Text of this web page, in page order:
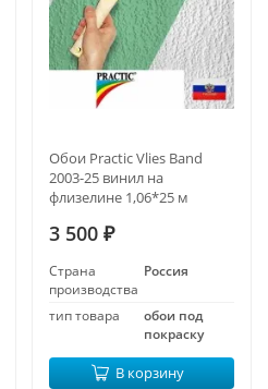
Обои Practic Vlies Band
2003-25 винил на
флизелине 1,06*25 м
3 500 ₽
Страна
производства
Россия
тип товара
обои под
покраску
В корзину